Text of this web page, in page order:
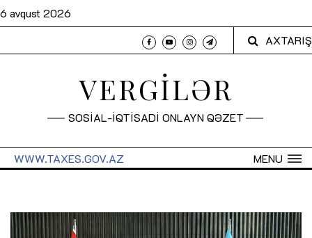
6 avqust 2026
AXTARIŞ
VERGİLƏR
SOSİAL-İQTİSADİ ONLAYN QƏZET
MENU
WWW.TAXES.GOV.AZ